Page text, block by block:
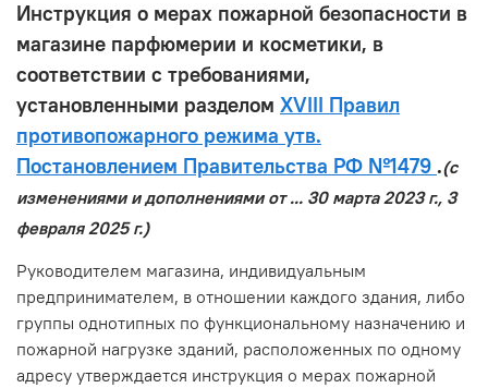
Инструкция о мерах пожарной безопасности в
магазине парфюмерии и косметики, в
соответствии с требованиями,
установленными разделом XVIII Правил
противопожарного режима утв.
Постановлением Правительства РФ №1479 .(с
изменениями и дополнениями от ... 30 марта 2023 г., 3
февраля 2025 г.)
Руководителем магазина, индивидуальным
предпринимателем, в отношении каждого здания, либо
группы однотипных по функциональному назначению и
пожарной нагрузке зданий, расположенных по одному
адресу утверждается инструкция о мерах пожарной